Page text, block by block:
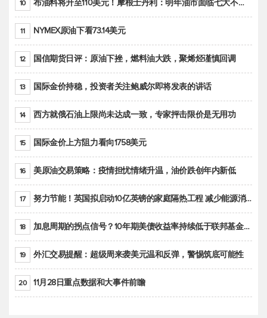
10 布油料将升至110美元！摩根士丹利：明年油市面临七大不确定性
11 NYMEX原油下看73.14美元
12 国信期货日评：原油下挫，燃料油大跌，聚烯烃谨慎回调
13 国际金价持稳，投资者关注鲍威尔即将发表的讲话
14 西方就俄石油上限尚未达成一致，专家抨击限价是无用功
15 国际金价上方阻力看向1758美元
16 美原油交易策略：疫情担忧情绪升温，油价跌创年内新低
17 努力节能！英国拟启动10亿英镑的家庭隔热工程 减少能源消耗
18 加息周期的拐点信号？10年期美债收益率持续低于联邦基金利率目标区间
19 外汇交易提醒：超级周来袭美元温和反弹，警惕筑底可能性
20 11月28日重点数据和大事件前瞻